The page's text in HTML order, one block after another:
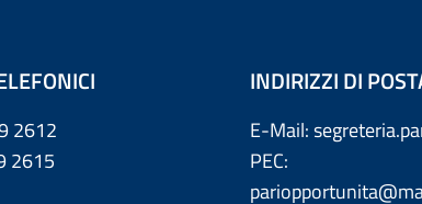
2612
INDIRIZZI DI
E-Mail:
PEC: